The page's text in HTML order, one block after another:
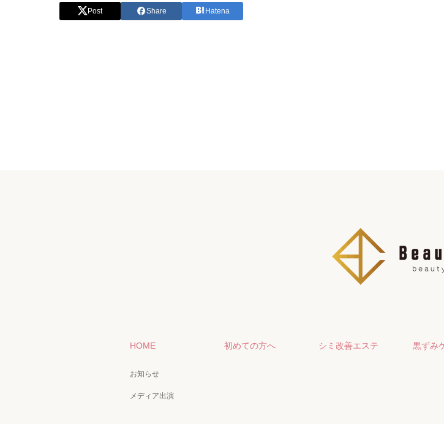
Post Share Hatena
HOME
お知らせ
メディア出演
初めての方へ シミ改善エステ 黒ずみ